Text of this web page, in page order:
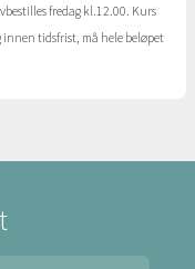
fredag kl.12.00. Kurs
tidsfrist, må hele beløpet